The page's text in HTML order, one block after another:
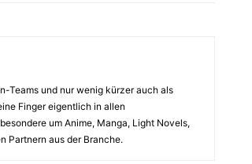
Teams und nur wenig kürzer auch als
Finger eigentlich in allen
um Anime, Manga, Light Novels,
Partnern aus der Branche.